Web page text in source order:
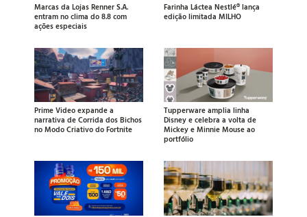
Marcas da Lojas Renner S.A.
entram no clima do 8.8 com
ações especiais
Farinha Láctea Nestlé® lança
edição limitada MILHO
Prime Video expande a
narrativa de Corrida dos Bichos
no Modo Criativo do Fortnite
Tupperware amplia linha
Disney e celebra a volta de
Mickey e Minnie Mouse ao
portfólio